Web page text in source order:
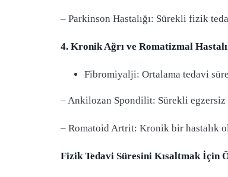
– Parkinson Hastalığı: Sürekli fizik
4. Kronik Ağrı ve Romatizmal
Fibromiyalji: Ortalama tedavi
– Ankilozan Spondilit: Sürekli
– Romatoid Artrit: Kronik bir hastalık
Fizik Tedavi Süresini Kısaltmak İçin